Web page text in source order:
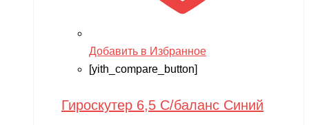
Добавить в Избранное
[yith_compare_button]
Гироскутер 6,5 С/баланс Синий